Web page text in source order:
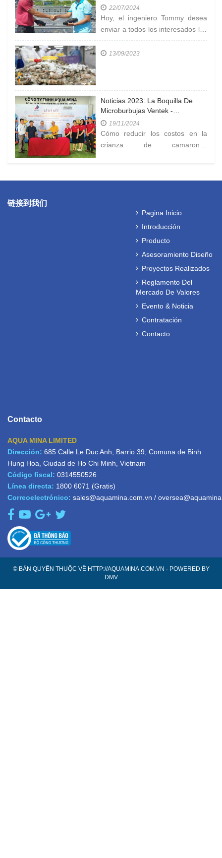
NIVEL DE ROCIADORES
VENTEK EN LA EXPLOTACIÓN
EN CÀ MAU
22/07/2024
Hoy, el ingeniero Tommy desea
enviar a todos los interesados los
resultados de la prueba de
medición de 'LA
13/09/2023
Noticias 2023: La Boquilla De
Microburbujas Ventek -
Dispositivo Eficiente Para La
Generación De Oxígeno En La
Cría De Camarones A Alta
19/11/2024
Cómo reducir los costos en la
crianza de camarones
链接到我们
Pagina Inicio
Introducción
Producto
Asesoramiento Diseño
Proyectos Realizados
Reglamento Del
Mercado De Valores
Evento & Noticia
Contratación
Contacto
Contacto
AQUA MINA LIMITED
Dirección: 685 Calle Le Duc Anh, Barrio 39, Comuna de Binh
Hung Hoa, Ciudad de Ho Chi Minh, Vietnam
Código fiscal: 0314550526
Línea directa: 1800 6071 (Gratis)
Correoelectrónico: sales@aquamina.com.vn /
© BẢN QUYỀN THUỘC VỀ HTTP://AQUAMINA.COM.VN - POWERED BY
DMV